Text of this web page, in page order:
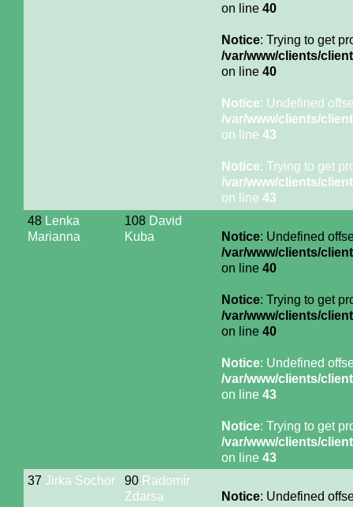
on line 40
Notice: Trying to get
/var/www/clients/
on line 40
Notice: Undefined
/var/www/clients/
on line 43
Notice: Trying to get
/var/www/clients/
on line 43
48 Lenka
Marianna
108 David
Kuba
Notice: Undefined
/var/www/clients/
on line 40
Notice: Trying to get
/var/www/clients/
on line 40
Notice: Undefined
/var/www/clients/
on line 43
Notice: Trying to get
/var/www/clients/
on line 43
37 Jirka Sochor 90 Radomír
Zdarsa
Notice: Undefined